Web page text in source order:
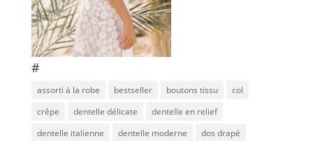
#
assorti à la robe bestseller boutons tissu
col
crêpe
dentelle délicate
dentelle en relief
dentelle italienne
dentelle moderne
dos drapé